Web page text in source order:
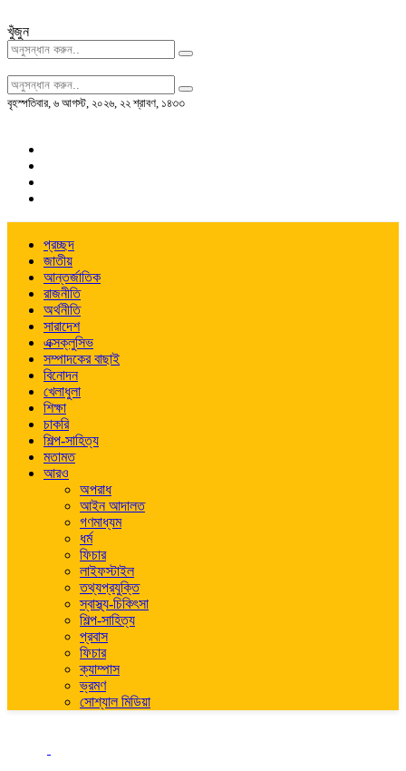
খুঁজুন
বৃহস্পতিবার, ৬ আগস্ট, ২০২৬, ২২ শ্রাবণ, ১৪৩৩
প্রচ্ছদ
জাতীয়
আন্তর্জাতিক
রাজনীতি
অর্থনীতি
সারাদেশ
এক্সক্লুসিভ
সম্পাদকের বাছাই
বিনোদন
খেলাধুলা
শিক্ষা
চাকরি
শিল্প-সাহিত্য
মতামত
আরও
অপরাধ
আইন আদালত
গণমাধ্যম
ধর্ম
ফিচার
লাইফস্টাইল
তথ্যপ্রযুক্তি
স্বাস্থ্য-চিকিৎসা
শিল্প-সাহিত্য
প্রবাস
ফিচার
ক্যাম্পাস
ভ্রমণ
সোশ্যাল মিডিয়া